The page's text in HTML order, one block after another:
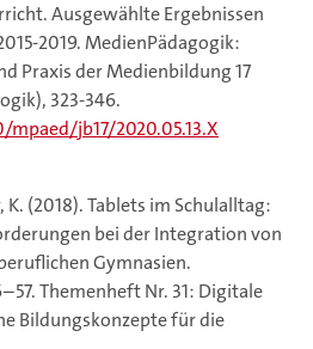
Ausgewählte Ergebnissen
2019. MedienPädagogik:
Praxis der Medienbildung 17
323-346.
jb17/2020.05.13.X
(2018). Tablets im Schulalltag:
bei der Integration von
Gymnasien.
Themenheft Nr. 31: Digitale
Bildungskonzepte für die